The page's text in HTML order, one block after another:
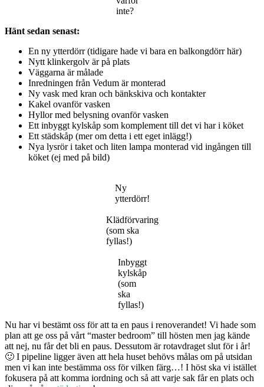
inte?
Hänt sedan senast:
En ny ytterdörr (tidigare hade vi bara en balkongdörr här)
Nytt klinkergolv är på plats
Väggarna är målade
Inredningen från Vedum är monterad
Ny vask med kran och bänkskiva och kontakter
Kakel ovanför vasken
Hyllor med belysning ovanför vasken
Ett inbyggt kylskåp som komplement till det vi har i köket
Ett städskåp (mer om detta i ett eget inlägg!)
Nya lysrör i taket och liten lampa monterad vid ingången till
köket (ej med på bild)
Ny
ytterdörr!
Klädförvaring
(som ska
fyllas!)
Inbyggt
kylskåp
(som
ska
fyllas!)
Nu har vi bestämt oss för att ta en paus i renoverandet! Vi hade som
plan att ge oss på vårt “master bedroom” till hösten men jag kände
att nej, nu får det bli en paus. Dessutom är rotavdraget slut för i år!
🙂 I pipeline ligger även att hela huset behövs målas om på utsidan
men vi kan inte bestämma oss för vilken färg…! I höst ska vi istället
fokusera på att komma iordning och så att varje sak får en plats och